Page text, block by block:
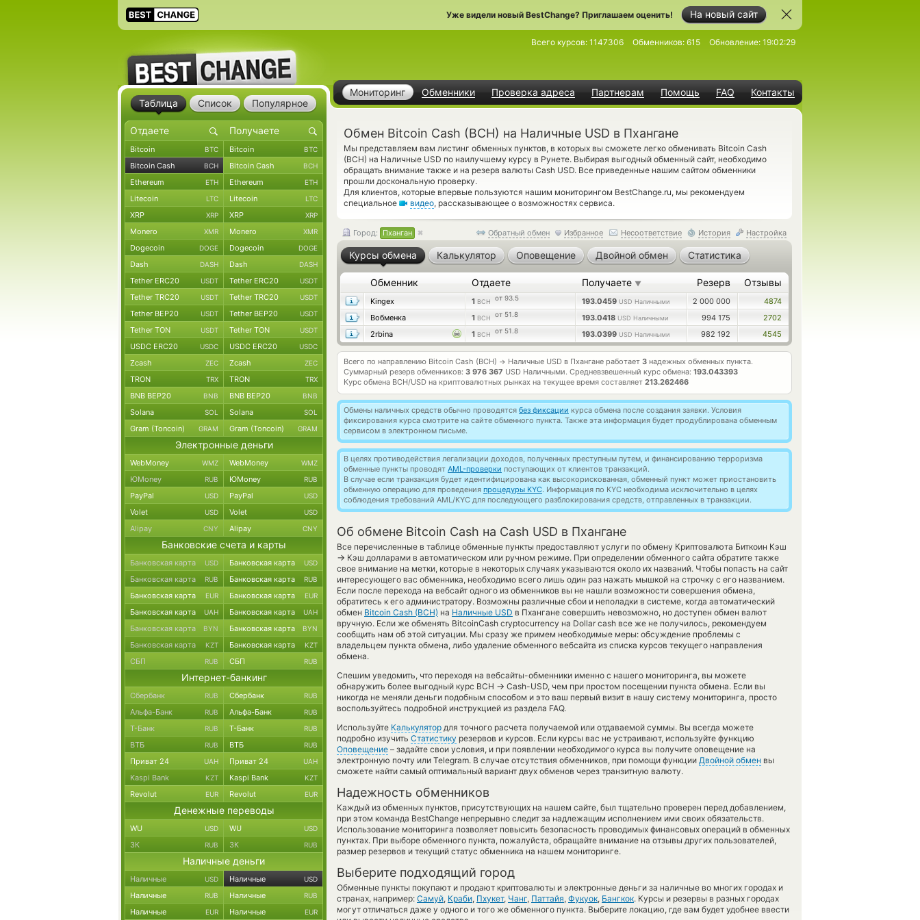
На новый сайт
Уже видели новый BestChange? Приглашаем оценить!
Мониторинг Обменники Проверка адреса Партнерам Помощь FAQ Контакты
Всего курсов: 1147306 Обменников: 615 Обновление: 19:02:29
Обмен Bitcoin Cash (BCH) на Наличные USD в Пхангане
Мы представляем вам листинг обменных пунктов, в которых вы сможете легко обменивать Bitcoin Cash
(BCH) на Наличные USD по наилучшему курсу в Рунете. Выбирая выгодный обменный сайт, необходимо
обращать внимание также и на резерв валюты Cash USD. Все приведенные нашим сайтом обменники
прошли доскональную проверку.
Для клиентов, которые впервые пользуются нашим мониторингом BestChange.ru, мы рекомендуем
специальное
видео, рассказывающее о возможностях сервиса.
Обратный обмен Избранное Несоответствие История Настройка
Город: Пханган
Курсы обмена Калькулятор Оповещение Двойной обмен Статистика
Обменник Отдаете Получаете ▼ Резерв Отзывы
Kingex 1 BCH от 93.5 193.0459 USD Наличными 2 000 000
4874
Вобменка
1 BCH от 51.8 193.0418 USD Наличными 994 175
2702
2rbina
1 BCH от 51.8 193.0399 USD Наличными 982 192 4545
Всего по направлению Bitcoin Cash (BCH) → Наличные USD в Пхангане работает 3 надежных обменных пункта.
Суммарный резерв обменников: 3 976 367 USD Наличными. Средневзвешенный курс обмена: 193.043393
Курс обмена BCH/USD на криптовалютных рынках на текущее время составляет 213.262466
Обмены наличных средств обычно проводятся без фиксации курса обмена после создания заявки. Условия
фиксирования курса смотрите на сайте обменного пункта. Также эта информация будет продублирована обменным
сервисом в электронном письме.
В целях противодействия легализации доходов, полученных преступным путем, и финансированию терроризма
обменные пункты проводят AML-проверки поступающих от клиентов транзакций.
В случае если транзакция будет идентифицирована как высокорискованная, обменный пункт может приостановить
обменную операцию для проведения процедуры KYC. Информация по KYC необходима исключительно в целях
соблюдения требований AML/KYC для последующего разблокирования средств, отправленных в транзакции.
Об обмене Bitcoin Cash на Cash USD в Пхангане
Все перечисленные в таблице обменные пункты предоставляют услуги по обмену Криптовалюта Биткоин Кэш
→ Кэш долларами в автоматическом или ручном режиме. При определении обменного сайта обратите также
свое внимание на метки, которые в некоторых случаях указываются около их названий. Чтобы попасть на сайт
интересующего вас обменника, необходимо всего лишь один раз нажать мышкой на строчку с его названием.
Если после перехода на вебсайт одного из обменников вы не нашли возможности совершения обмена,
обратитесь к его администратору. Возможны различные сбои и неполадки в системе, когда автоматический
обмен Bitcoin Cash (BCH) на Наличные USD в Пхангане совершить невозможно, но доступен обмен валют
вручную. Если же обменять BitcoinCash cryptocurrency на Dollar cash все же не получилось, рекомендуем
сообщить нам об этой ситуации. Мы сразу же примем необходимые меры: обсуждение проблемы с
владельцем пункта обмена, либо удаление обменного вебсайта из списка курсов текущего направления
обмена.
Спешим уведомить, что переходя на вебсайты-обменники именно с нашего мониторинга, вы можете
обнаружить более выгодный курс BCH → Cash-USD, чем при простом посещении пункта обмена. Если вы
никогда не меняли деньги подобным способом и это ваш первый визит в нашу систему мониторинга, просто
воспользуйтесь подробной инструкцией из раздела FAQ.
Используйте Калькулятор для точного расчета получаемой или отдаваемой суммы. Вы всегда можете
подробно изучить Статистику резервов и курсов. Если курсы вас не устраивают, используйте функцию
Оповещение – задайте свои условия, и при появлении необходимого курса вы получите оповещение на
электронную почту или Telegram. В случае отсутствия обменников, при помощи функции Двойной обмен вы
сможете найти самый оптимальный вариант двух обменов через транзитную валюту.
Надежность обменников
Каждый из обменных пунктов, присутствующих на нашем сайте, был тщательно проверен перед добавлением,
при этом команда BestChange непрерывно следит за надлежащим исполнением ими своих обязательств.
Использование мониторинга позволяет повысить безопасность проводимых финансовых операций в обменных
пунктах. При выборе обменного пункта, пожалуйста, обращайте внимание на отзывы других пользователей,
размер резервов и текущий статус обменника на нашем мониторинге.
Выберите подходящий город
Обменные пункты покупают и продают криптовалюты и электронные деньги за наличные во многих городах и
странах, например: Самуй, Краби, Пхукет, Чанг, Паттайя, Фукуок, Бангкок. Курсы и резервы в разных городах
могут отличаться даже у одного и того же обменного пункта. Выберите локацию, где вам будет удобнее ввести
Таблица Список Популярное
Bitcoin BTC Bitcoin BTC
Bitcoin Cash BCH Bitcoin Cash BCH
Ethereum ETH Ethereum ETH
Litecoin LTC Litecoin LTC
XRP XRP XRP XRP
Monero XMR Monero XMR
Dogecoin DOGE Dogecoin DOGE
Dash DASH Dash DASH
Tether ERC20 USDT Tether ERC20 USDT
Tether TRC20 USDT Tether TRC20 USDT
Tether BEP20 USDT Tether BEP20 USDT
Tether TON USDT Tether TON USDT
USDC ERC20 USDC USDC ERC20 USDC
Zcash ZEC Zcash ZEC
TRON TRX TRON TRX
BNB BEP20 BNB BNB BEP20 BNB
Solana SOL Solana SOL
Gram (Toncoin) GRAM Gram (Toncoin) GRAM
Электронные деньги
WebMoney WMZ WebMoney WMZ
ЮMoney RUB ЮMoney RUB
PayPal USD PayPal USD
Volet USD Volet USD
Alipay CNY Alipay CNY
Банковские счета и карты
Банковская карта USD Банковская карта USD
Банковская карта RUB Банковская карта RUB
Банковская карта EUR Банковская карта EUR
Банковская карта UAH Банковская карта UAH
Банковская карта BYN Банковская карта BYN
Банковская карта KZT Банковская карта KZT
СБП RUB СБП RUB
Интернет-банкинг
Сбербанк RUB Сбербанк RUB
Альфа-Банк RUB Альфа-Банк RUB
Т-Банк RUB Т-Банк RUB
ВТБ RUB ВТБ RUB
Приват 24 UAH Приват 24 UAH
Kaspi Bank KZT Kaspi Bank KZT
Revolut EUR Revolut EUR
Денежные переводы
WU USD WU USD
ЗК RUB ЗК RUB
Наличные деньги
Наличные USD Наличные USD
Наличные RUB Наличные RUB
Наличные EUR Наличные EUR